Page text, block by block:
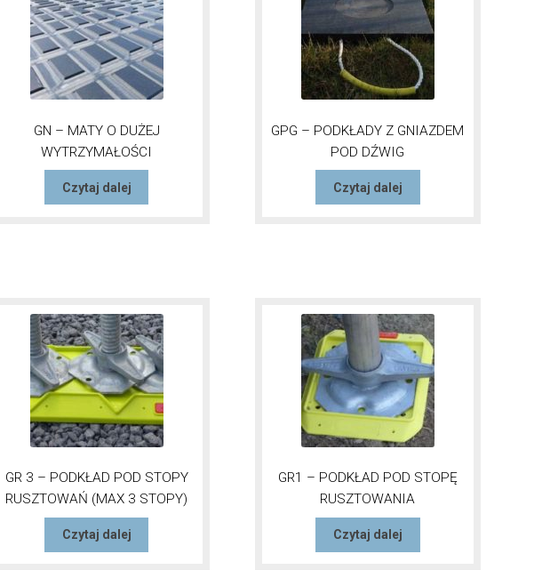
GN – MATY O DUŻEJ
WYTRZYMAŁOŚCI
Czytaj dalej
GPG – PODKŁADY Z GNIAZDEM
POD DŹWIG
Czytaj dalej
GR 3 – PODKŁAD POD STOPY
RUSZTOWAŃ (MAX 3 STOPY)
Czytaj dalej
GR1 – PODKŁAD POD STOPĘ
RUSZTOWANIA
Czytaj dalej